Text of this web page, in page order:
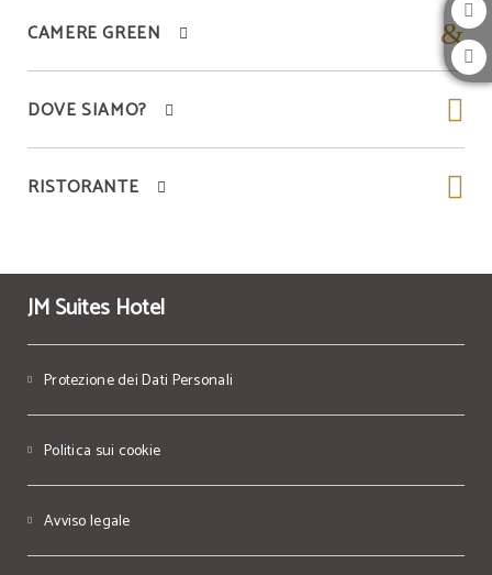
CAMERE GREEN
DOVE SIAMO?
RISTORANTE
JM Suites Hotel
Protezione dei Dati Personali
Politica sui cookie
Avviso legale